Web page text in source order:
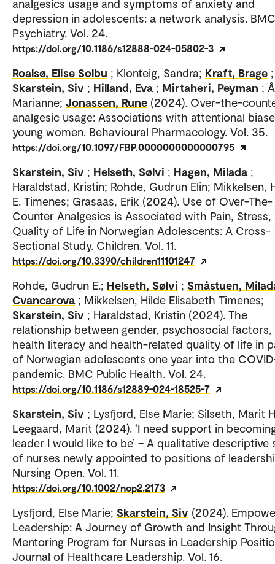
analgesics usage and symptoms of anxiety and
depression in adolescents: a network analysis. BMC
Psychiatry. Vol. 24.
https://doi.org/10.1186/s12888-024-05802-3
Roalsø, Elise Solbu ; Klonteig, Sandra; Kraft, Brage ;
Skarstein, Siv ; Hilland, Eva ; Mirtaheri, Peyman ;
Marianne; Jonassen, Rune (2024). Over-the-
analgesic usage: Associations with attentional
young women. Behavioural Pharmacology. Vol. 35.
https://doi.org/10.1097/FBP.0000000000000795
Skarstein, Siv ; Helseth, Sølvi ; Hagen, Milada ;
Haraldstad, Kristin; Rohde, Gudrun Elin; Mikkelsen,
E. Timenes; Grasaas, Erik (2024). Use of Over-The-
Counter Analgesics is Associated with Pain, Stress,
Quality of Life in Norwegian Adolescents: A Cross-
Sectional Study. Children. Vol. 11.
https://doi.org/10.3390/children11101247
Rohde, Gudrun E.; Helseth, Sølvi ; Småstuen,
Cvancarova ; Mikkelsen, Hilde Elisabeth Timenes;
Skarstein, Siv ; Haraldstad, Kristin (2024). The
relationship between gender, psychosocial factors,
health literacy and health-related quality of life in
of Norwegian adolescents one year into the
pandemic. BMC Public Health. Vol. 24.
https://doi.org/10.1186/s12889-024-18525-7
Skarstein, Siv ; Lysfjord, Else Marie; Silseth, Marit
Leegaard, Marit (2024). ‘I need support in
leader I would like to be’ – A qualitative descriptive
of nurses newly appointed to positions of
Nursing Open. Vol. 11.
https://doi.org/10.1002/nop2.2173
Lysfjord, Else Marie; Skarstein, Siv (2024).
Leadership: A Journey of Growth and Insight
Mentoring Program for Nurses in Leadership
Journal of Healthcare Leadership. Vol. 16.